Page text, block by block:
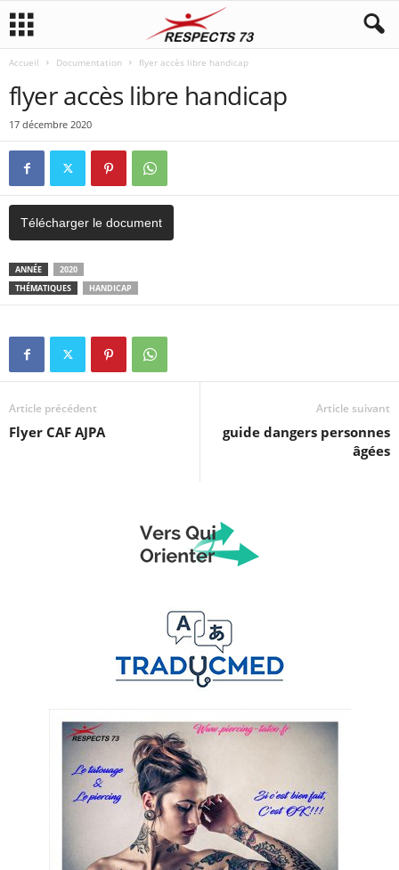
Accueil Documentation flyer accès libre handicap
flyer accès libre handicap
17 décembre 2020
Télécharger le document
ANNÉE
2020
THÉMATIQUES
HANDICAP
Article précédent
Flyer CAF AJPA
Article suivant
guide dangers personnes
âgées